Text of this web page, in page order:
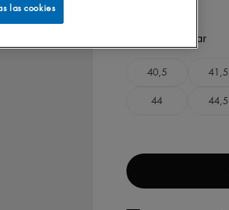
seleccionar
40,5 41,5
44 44,5
las cookies